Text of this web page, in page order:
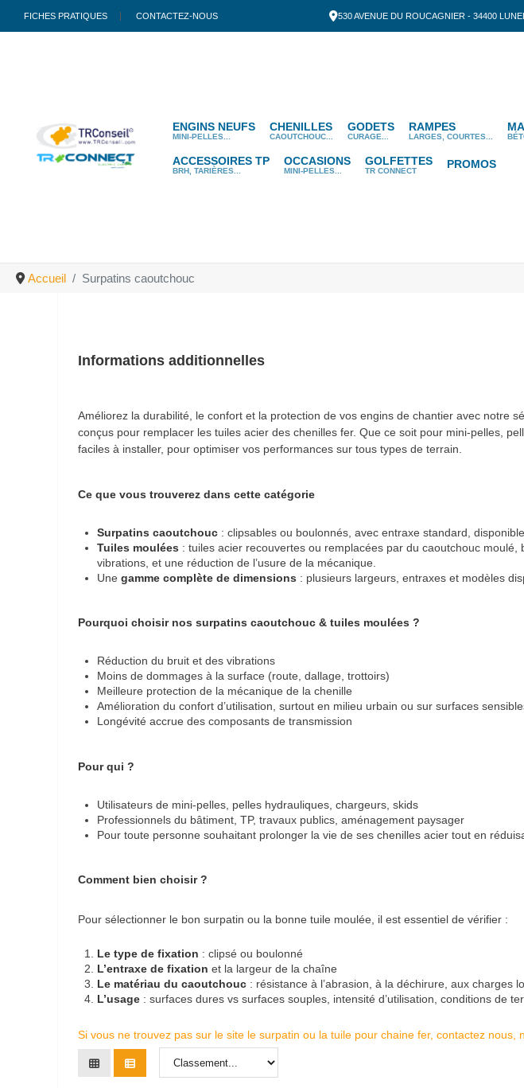
FICHES PRATIQUES CONTACTEZ-NOUS 530 AVENUE DU ROUCAGNIER - 34400
ENGINS NEUFS
MINI-PELLES...
CHENILLES
CAOUTCHOUC...
GODETS
CURAGE...
RAMPES
LARGES, COURTES...
ACCESSOIRES TP
BRH, TARIÈRES...
OCCASIONS
MINI-PELLES...
GOLFETTES
TR CONNECT PROMOS
Accueil Surpatins caoutchouc
Informations additionnelles
Améliorez la durabilité, le confort et la protection de vos engins de chantier avec notre
conçus pour remplacer les tuiles acier des chenilles fer. Que ce soit pour mini-pelles,
faciles à installer, pour optimiser vos performances sur tous types de terrain.
Ce que vous trouverez dans cette catégorie
Surpatins caoutchouc : clipsables ou boulonnés, avec entraxe standard,
Tuiles moulées : tuiles acier recouvertes ou remplacées par du caoutchouc
vibrations, et une réduction de l’usure de la mécanique.
Une gamme complète de dimensions : plusieurs largeurs, entraxes et modèles
Pourquoi choisir nos surpatins caoutchouc & tuiles moulées ?
Réduction du bruit et des vibrations
Moins de dommages à la surface (route, dallage, trottoirs)
Meilleure protection de la mécanique de la chenille
Amélioration du confort d’utilisation, surtout en milieu urbain ou sur surfaces
Longévité accrue des composants de transmission
Pour qui ?
Utilisateurs de mini-pelles, pelles hydrauliques, chargeurs, skids
Professionnels du bâtiment, TP, travaux publics, aménagement paysager
Pour toute personne souhaitant prolonger la vie de ses chenilles acier tout en
Comment bien choisir ?
Pour sélectionner le bon surpatin ou la bonne tuile moulée, il est essentiel de vérifier :
Le type de fixation : clipsé ou boulonné
L’entraxe de fixation et la largeur de la chaîne
Le matériau du caoutchouc : résistance à l’abrasion, à la déchirure, aux charges
L’usage : surfaces dures vs surfaces souples, intensité d’utilisation, conditions de
Si vous ne trouvez pas sur le site le surpatin ou la tuile pour chaine fer, contactez nous,